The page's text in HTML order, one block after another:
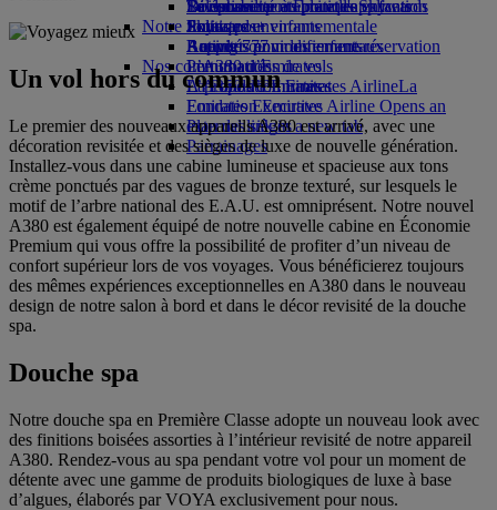
Boissons
Notre flotte
Boeing 777
L’A380 d’Emirates
L’A350 d’Emirates
Emirates Executive
Plan des sièges
Divertissements pour les enfants
Jouets pour enfants
Activités pour les enfants
La durabilité en pratique
Politique environnementale
Rapports environnementaux
Nos communautés
La Fondation Emirates AirlineLa
Fondation Emirates Airline Opens an
external link in a new tab
Parrainages
Se connecter à Emirates Skywards
Skywards+
Téléphone portable et l'application
Emirates
Annuler ou modifier une réservation
Perturbations de vols
À propos d’Emirates
Un vol hors du commun
Le premier des nouveaux appareils A380 est arrivé, avec une
décoration revisitée et des sièges de luxe de nouvelle génération.
Installez-vous dans une cabine lumineuse et spacieuse aux tons
crème ponctués par des vagues de bronze texturé, sur lesquels le
motif de l’arbre national des E.A.U. est omniprésent. Notre nouvel
A380 est également équipé de notre nouvelle cabine en Économie
Premium qui vous offre la possibilité de profiter d’un niveau de
confort supérieur lors de vos voyages. Vous bénéficierez toujours
des mêmes expériences exceptionnelles en A380 dans le nouveau
design de notre salon à bord et dans le décor revisité de la douche
spa.
Douche spa
Notre douche spa en Première Classe adopte un nouveau look avec
des finitions boisées assorties à l’intérieur revisité de notre appareil
A380. Rendez-vous au spa pendant votre vol pour un moment de
détente avec une gamme de produits biologiques de luxe à base
d’algues, élaborés par VOYA exclusivement pour nous.